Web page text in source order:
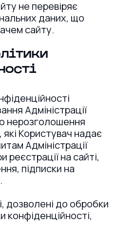
не перевіряє
даних, що
сайту.
Адміністрації
нерозголошення
Користувач надає
Адміністрації
реєстрації на сайті,
підписки на
дозволені до обробки
конфіденційності,